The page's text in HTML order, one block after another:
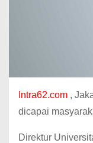
Intra62.com ,
dicapai
Direktur